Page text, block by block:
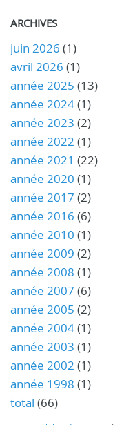
ARCHIVES
juin 2026 (1)
avril 2026 (1)
année 2025 (13)
année 2024(1)
année 2023 (2)
année 2022 (1)
année 2021 (22)
année 2020 (1)
année 2017 (2)
année 2016 (6)
année 2010 (1)
année 2009 (2)
année 2008 (1)
année 2007 (6)
année 2005 (2)
année 2004(1)
année 2003 (1)
année 2002 (1)
année 1998 (1)
total (66)